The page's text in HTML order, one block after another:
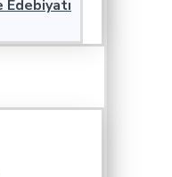
Edebiyatı